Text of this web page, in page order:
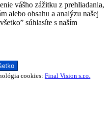
vášho zážitku z prehliadania,
alebo obsahu a analýzu našej
súhlasíte s naším
cookies: Final Vision s.r.o.